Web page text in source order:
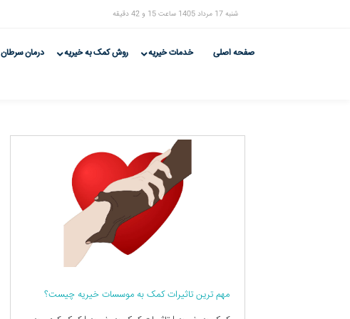
شنبه 17 مرداد 1405 ساعت 15 و 42 دقیقه
صفحه اصلی خدمات خیریه روش کمک به خیریه درمان سرطان
مهم ترین تاثیرات کمک به موسسات خیریه چیست؟